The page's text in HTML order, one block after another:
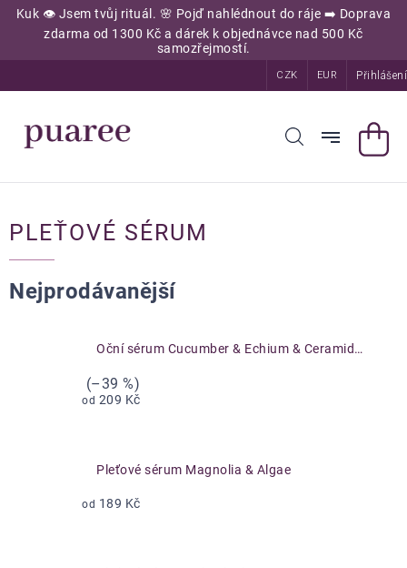
PřejítKuk 👁️ Jsem tvůj rituál. 🌸 Pojď nahlédnout do ráje ➡️ Doprava
zdarma od 1300 Kč a dárek k objednávce nad 500 Kč
samozřejmostí.
CZK EUR Přihlášení
PLEŤOVÉ SÉRUM
Nejprodávanější
Oční sérum Cucumber & Echium & Ceramides
(–39 %)
od 209 Kč
Pleťové sérum Magnolia & Algae
od 189 Kč